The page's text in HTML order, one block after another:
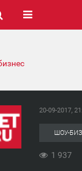
20-09-2017,
ШОУ-
1 937